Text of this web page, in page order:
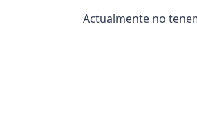
Actualmente no